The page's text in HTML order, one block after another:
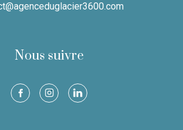
Nous suivre